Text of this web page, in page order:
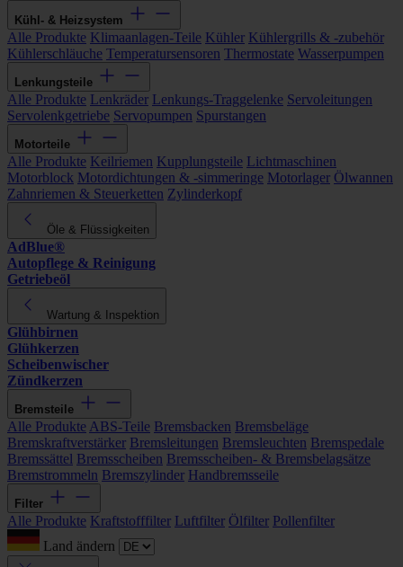
Kühl- & Heizsystem
Alle Produkte Klimaanlagen-Teile Kühler Kühlergrills & -zubehör
Kühlerschläuche Temperatursensoren Thermostate Wasserpumpen
Lenkungsteile
Alle Produkte Lenkräder Lenkungs-Traggelenke Servoleitungen
Servolenkgetriebe Servopumpen Spurstangen
Motorteile
Alle Produkte Keilriemen Kupplungsteile Lichtmaschinen
Motorblock Motordichtungen & -simmeringe Motorlager Ölwannen
Zahnriemen & Steuerketten Zylinderkopf
Öle & Flüssigkeiten
AdBlue®
Autopflege & Reinigung
Getriebeöl
Wartung & Inspektion
Glühbirnen
Glühkerzen
Scheibenwischer
Zündkerzen
Bremsteile
Alle Produkte ABS-Teile Bremsbacken Bremsbeläge
Bremskraftverstärker Bremsleitungen Bremsleuchten Bremspedale
Bremssättel Bremsscheiben Bremsscheiben- & Bremsbelagsätze
Bremstrommeln Bremszylinder Handbremsseile
Filter
Alle Produkte Kraftstofffilter Luftfilter Ölfilter Pollenfilter
Land ändern